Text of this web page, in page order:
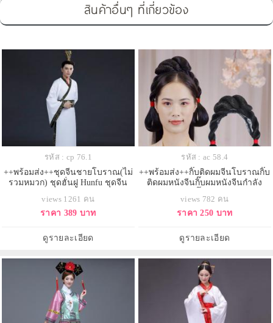
สินค้าอื่นๆ ที่เกี่ยวข้อง
รหัส : cp 76.1
++พร้อมส่ง++ชุดจีนชายโบราณ(ไม่
รวมหมวก) ชุดฮั่นฝู Hunfu ชุดจีน
ประจำชาติจีน ชุดฮ่องเต้ ชุดท่าน
อ๋อง
views 1261 คน
ราคา 389 บาท
ดูรายละเอียด
รหัส : ac 58.4
++พร้อมส่ง++กิ๊บติดผมจีนโบราณกิ๊บ
ติดผมหนังจีนกิ๊บผมหนังจีนกำลัง
views 782 คน
ราคา 250 บาท
ดูรายละเอียด